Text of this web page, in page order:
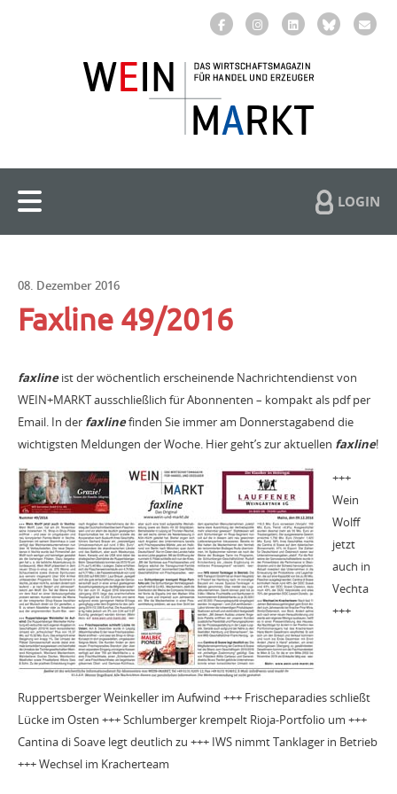
LOGIN
08. Dezember 2016
Faxline 49/2016
faxlineist der wöchentlich erscheinende Nachrichtendienst von
WEIN+MARKT ausschließlich für Abonnenten – kompakt als pdf per
Email. In der faxlinefinden Sie immer am Donnerstagabend die
wichtigsten Meldungen der Woche. Hier geht’s zur aktuellen faxline!
+++
Wein
Wolff
jetzt
auch in
Vechta
+++
Ruppertsberger Weinkeller im Aufwind +++ Frischeparadies schließt
Lücke im Osten +++ Schlumberger krempelt Rioja-Portfolio um +++
Cantina di Soave legt deutlich zu +++ IWS nimmt Tanklager in Betrieb
+++ Wechsel im Kracherteam